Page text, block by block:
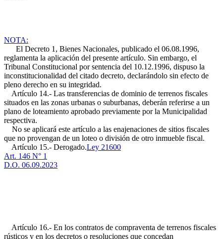
NOTA:
El Decreto 1, Bienes Nacionales, publicado el 06.08.1996,
reglamenta la aplicación del presente artículo. Sin embargo, el
Tribunal Constitucional por sentencia del 10.12.1996, dispuso la
inconstitucionalidad del citado decreto, declarándolo sin efecto de
pleno derecho en su integridad.
Artículo 14.- Las transferencias de dominio de terrenos fiscales
situados en las zonas urbanas o suburbanas, deberán referirse a un
plano de loteamiento aprobado previamente por la Municipalidad
respectiva.
No se aplicará este artículo a las enajenaciones de sitios fiscales
que no provengan de un loteo o división de otro inmueble fiscal.
Artículo 15.- Derogado.Ley 21600
Art. 146 N° 1
D.O. 06.09.2023
Artículo 16.- En los contratos de compraventa de terrenos fiscales
rústicos y en los decretos o resoluciones que concedan